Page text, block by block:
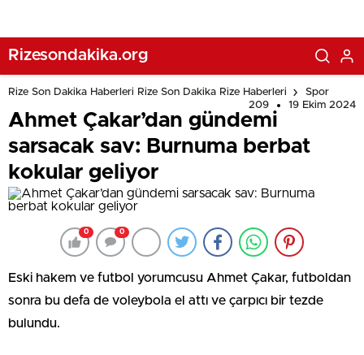
Rizesondakika.org
Rize Son Dakika Haberleri Rize Son Dakika Rize Haberleri
Spor
209
19 Ekim 2024
Ahmet Çakar’dan gündemi
sarsacak sav: Burnuma berbat
kokular geliyor
0 0
Eski hakem ve futbol yorumcusu Ahmet Çakar, futboldan
sonra bu defa de voleybola el attı ve çarpıcı bir tezde
bulundu.